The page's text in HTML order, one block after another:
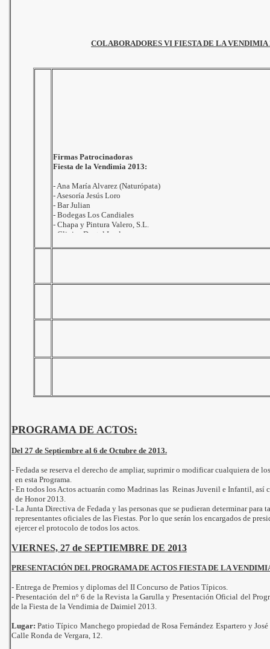
COLABORADORES VI FIESTA DE LA VENDIMIA
Fiesta de la Vendimia 2013:
- Asesoría Jesús Loro
- Bar Julian
- Bodegas Los Candiales
- Chapa y Pintura Valero, S.L.
- Clinica Dental Leal
- Com.Sum.Electricos AMS
- Frankfurt "La Llesca"
- MDS Sum. Industriales
- Panadería-Bollería Astilleros
PROGRAMA DE ACTOS:
Del 27 de Septiembre al 6 de Octubre de 2013.
- Fedada se reserva el derecho de ampliar, suprimir o modificar cualquiera de
en esta Programa.
- En todos los Actos actuarán como Madrinas las Reinas Juvenil e Infantil, así
de Honor 2013.
- La Junta Directiva de Fedada y las personas que se pudieran determinar para
representantes oficiales de las Fiestas. Por lo que serán los encargados de
ejercer el protocolo de todos los actos.
VIERNES, 27 de SEPTIEMBRE DE 2013
PRESENTACIÓN DEL PROGRAMA DE ACTOS FIESTA DE LA
- Entrega de Premios y diplomas del II Concurso de Patios Típicos.
- Presentación del nº 6 de la Revista la Garulla y Presentación Oficial del
de la Fiesta de la Vendimia de Daimiel 2013.
Lugar: Patio Típico Manchego propiedad de Rosa Fernández Espartero y
Calle Ronda de Vergara, 12.